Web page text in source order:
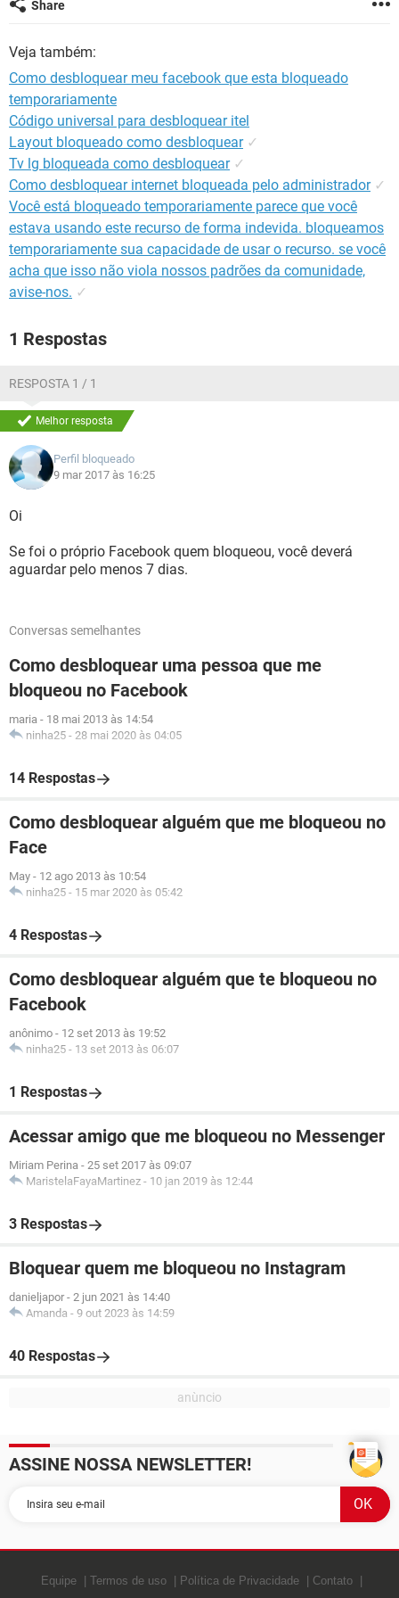
GUIA DE COMPRAS
Share
Veja também:
Como desbloquear meu facebook que esta bloqueado
temporariamente
Código universal para desbloquear itel
Layout bloqueado como desbloquear ✓
Tv lg bloqueada como desbloquear ✓
Como desbloquear internet bloqueada pelo administrador ✓
Você está bloqueado temporariamente parece que você
estava usando este recurso de forma indevida. bloqueamos
temporariamente sua capacidade de usar o recurso. se você
acha que isso não viola nossos padrões da comunidade,
avise-nos. ✓
1 Respostas
RESPOSTA 1 / 1
Melhor resposta
Perfil bloqueado
9 mar 2017 às 16:25
Oi
Se foi o próprio Facebook quem bloqueou, você deverá
aguardar pelo menos 7 dias.
Conversas semelhantes
Como desbloquear uma pessoa que me
bloqueou no Facebook
maria - 18 mai 2013 às 14:54
ninha25 - 28 mai 2020 às 04:05
14 Respostas
Como desbloquear alguém que me bloqueou no
Face
May - 12 ago 2013 às 10:54
ninha25 - 15 mar 2020 às 05:42
4 Respostas
Como desbloquear alguém que te bloqueou no
Facebook
anônimo - 12 set 2013 às 19:52
ninha25 - 13 set 2013 às 06:07
1 Respostas
Acessar amigo que me bloqueou no Messenger
Miriam Perina - 25 set 2017 às 09:07
MaristelaFayaMartinez - 10 jan 2019 às 12:44
3 Respostas
Bloquear quem me bloqueou no Instagram
danieljapor - 2 jun 2021 às 14:40
Amanda - 9 out 2023 às 14:59
40 Respostas
ASSINE NOSSA NEWSLETTER!
Equipe Termos de uso Política de Privacidade Contato